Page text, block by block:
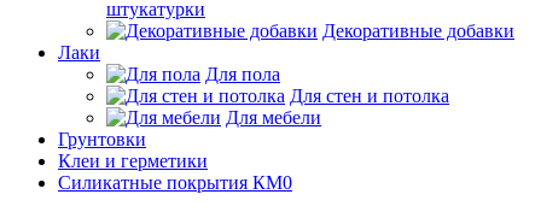
штукатурки
Декоративные добавки
Лаки
Для пола
Для стен и потолка
Для мебели
Грунтовки
Клеи и герметики
Силикатные покрытия КМ0